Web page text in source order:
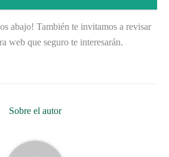
abajo! También te invitamos a revisar
web que seguro te interesarán.
Sobre el autor